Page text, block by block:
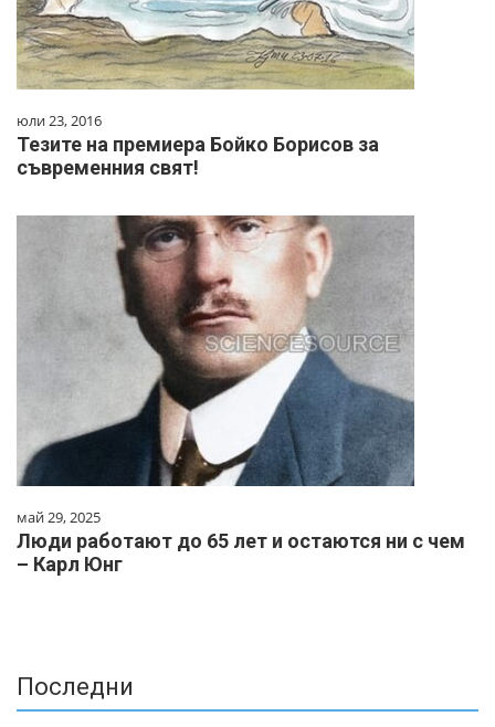
юли 23, 2016
Тезите на премиера Бойко Борисов за
съвременния свят!
май 29, 2025
Люди работают до 65 лет и остаются ни с чем
– Карл Юнг
Последни